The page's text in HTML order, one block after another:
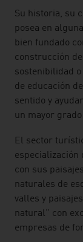
Su historia, su
posea en
bien fundado
construcción
sostenibilidad
de educación
sentido y
un mayor
El sector
especialización
con sus
naturales de
valles y
natural" con
empresas de